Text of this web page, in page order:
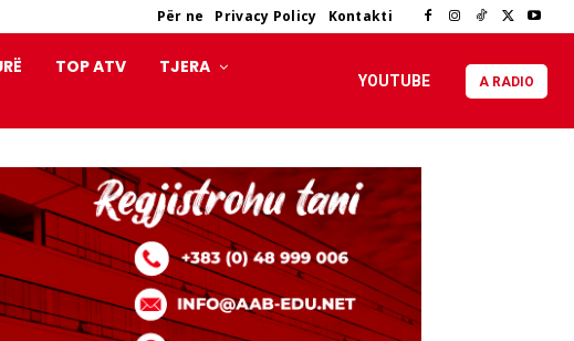
Për ne Privacy Policy Kontakti
TOP ATV TJERA
YOUTUBE A RADIO